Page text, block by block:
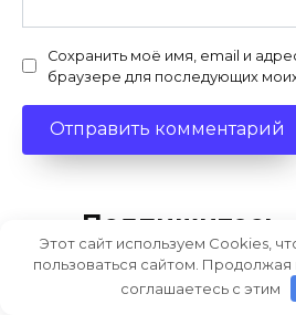
Сохранить моё имя, email и
браузере для последующих
Подпишитесь
Этот сайт используем Cookies,
пользоваться сайтом. Продолжая
соглашаетесь с этим